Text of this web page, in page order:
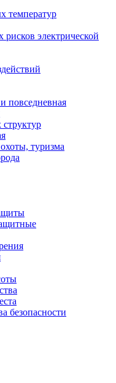
температур
рисков электрической
повседневная
туризма
безопасности